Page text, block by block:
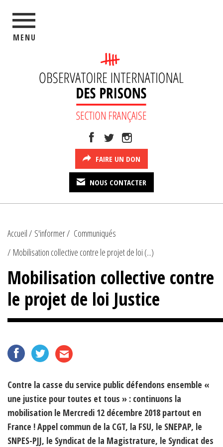
MENU
FAIRE UN DON
NOUS CONTACTER
Accueil S'informer
Communiqués
Mobilisation collective contre le projet de loi (...)
Mobilisation collective contre
le projet de loi Justice
Contre la casse du service public défendons ensemble «
une justice pour toutes et tous » : continuons la
mobilisation le Mercredi 12 décembre 2018 partout en
France ! Appel commun de la CGT, la FSU, le SNEPAP, le
SNPES-PJJ, le Syndicat de la Magistrature, le Syndicat des